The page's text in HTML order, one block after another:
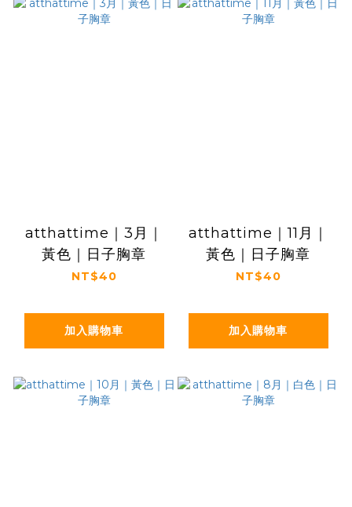
atthattime｜3月｜
黃色｜日子胸章
NT$40
加入購物車
atthattime｜11月｜
黃色｜日子胸章
NT$40
加入購物車